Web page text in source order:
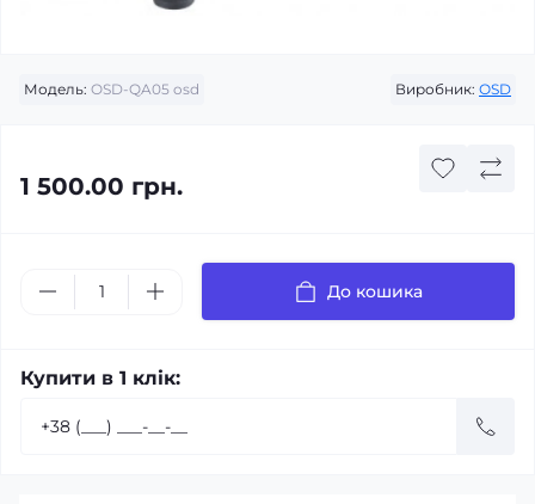
Модель: OSD-QA05 osd Виробник: ОSD
1 500.00 грн.
До кошика
Купити в 1 клік: